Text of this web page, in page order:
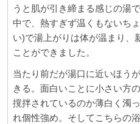
うと肌が引き締まる感じの湯
中で、熱すぎず温くもないち
い)で湯上がりは体が温まり、
ことができました。
当たり前だが湯口に近いほう
きる。面白いことに小さい方
撹拌されているのか薄白く濁
れ個性強め。そしてこちらの